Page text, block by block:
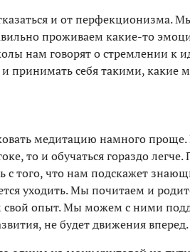
и от перфекционизма.
проживаем какие-то
нам говорят о стремлении к
принимать себя такими, какие
медитацию намного
то и обучаться гораздо
с того, что нам подскажет
уходить. Мы почитаем и
свой опыт. Мы можем с ними
не будет движения вперед.